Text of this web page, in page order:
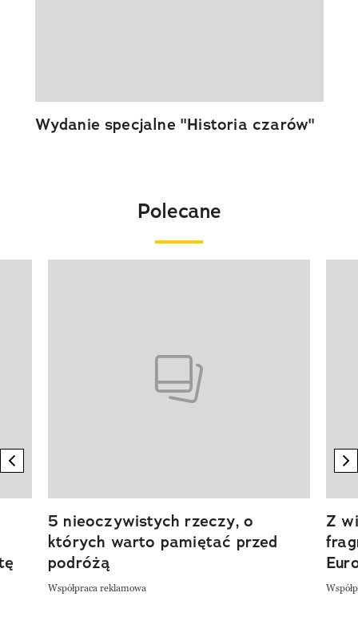
Wydanie specjalne "Historia czarów"
Polecane
previous element
5 nieoczywistych rzeczy, o
których warto pamiętać przed
podróżą
Współpraca reklamowa
Z